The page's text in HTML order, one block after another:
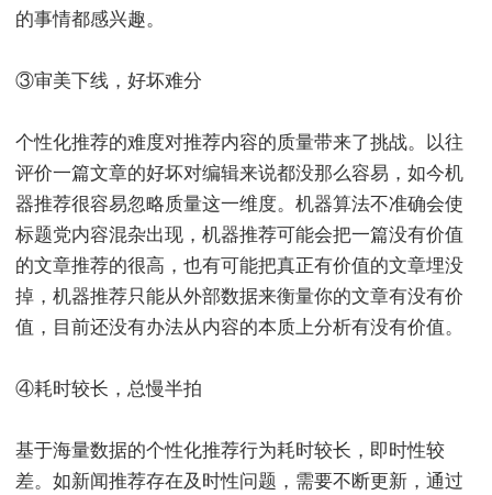
的事情都感兴趣。
③审美下线，好坏难分
个性化推荐的难度对推荐内容的质量带来了挑战。以往
评价一篇文章的好坏对编辑来说都没那么容易，如今机
器推荐很容易忽略质量这一维度。机器算法不准确会使
标题党内容混杂出现，机器推荐可能会把一篇没有价值
的文章推荐的很高，也有可能把真正有价值的文章埋没
掉，机器推荐只能从外部数据来衡量你的文章有没有价
值，目前还没有办法从内容的本质上分析有没有价值。
④耗时较长，总慢半拍
基于海量数据的个性化推荐行为耗时较长，即时性较
差。如新闻推荐存在及时性问题，需要不断更新，通过